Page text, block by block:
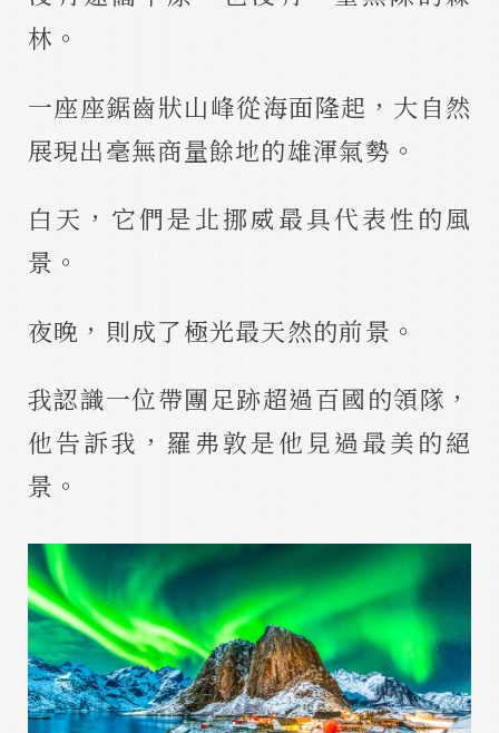
林。
一座座鋸齒狀山峰從海面隆起，大自然
展現出毫無商量餘地的雄渾氣勢。
白天，它們是北挪威最具代表性的風
景。
夜晚，則成了極光最天然的前景。
我認識一位帶團足跡超過百國的領隊，
他告訴我，羅弗敦是他見過最美的絕
景。